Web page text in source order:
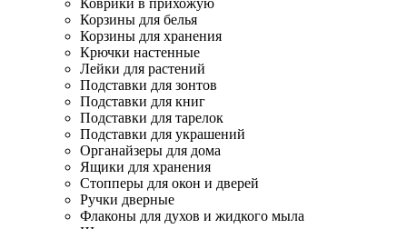
Коврики в прихожую
Корзины для белья
Корзины для хранения
Крючки настенные
Лейки для растений
Подставки для зонтов
Подставки для книг
Подставки для тарелок
Подставки для украшений
Органайзеры для дома
Ящики для хранения
Стопперы для окон и дверей
Ручки дверные
Флаконы для духов и жидкого мыла